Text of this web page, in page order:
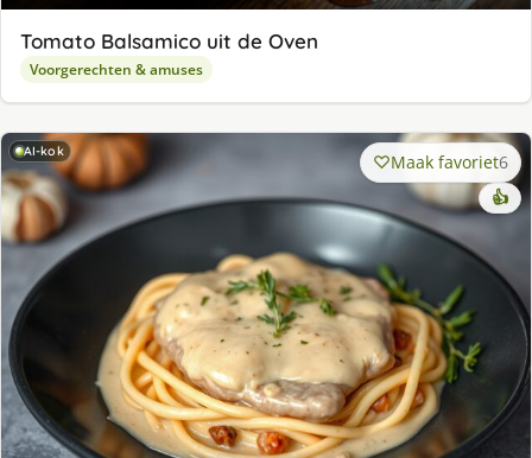
Tomato Balsamico uit de Oven
Voorgerechten & amuses
AI-kok Maak favoriet6
👍